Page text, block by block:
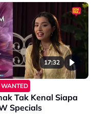
17:32
WANTED
Tak Kenal Siapa
Specials